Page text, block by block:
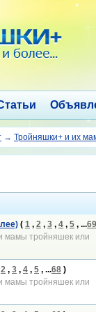
→ Тройняшки+ и их
( 1 , 2 , 3 , 4 , 5 , ...69
мамы тройняшек или
2 , 3 , 4 , 5 , ...68 )
мамы тройняшек или